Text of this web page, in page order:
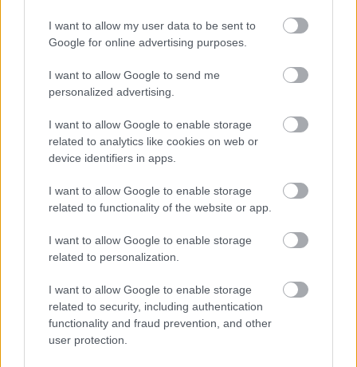
I want to allow my user data to be sent to
Google for online advertising purposes.
I want to allow Google to send me
personalized advertising.
I want to allow Google to enable storage
related to analytics like cookies on web or
device identifiers in apps.
I want to allow Google to enable storage
related to functionality of the website or app.
I want to allow Google to enable storage
related to personalization.
I want to allow Google to enable storage
related to security, including authentication
functionality and fraud prevention, and other
user protection.